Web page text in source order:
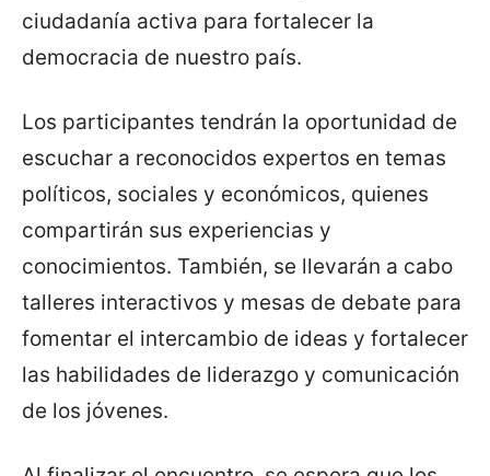
ciudadanía activa para fortalecer la
democracia de nuestro país.
Los participantes tendrán la oportunidad de
escuchar a reconocidos expertos en temas
políticos, sociales y económicos, quienes
compartirán sus experiencias y
conocimientos. También, se llevarán a cabo
talleres interactivos y mesas de debate para
fomentar el intercambio de ideas y fortalecer
las habilidades de liderazgo y comunicación
de los jóvenes.